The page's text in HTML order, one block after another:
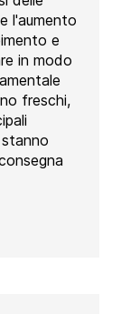
l'aumento
e
in modo
freschi,